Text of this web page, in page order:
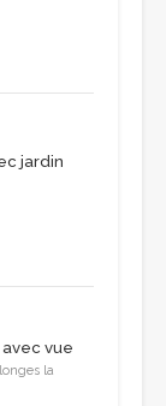
jardin
vue
la